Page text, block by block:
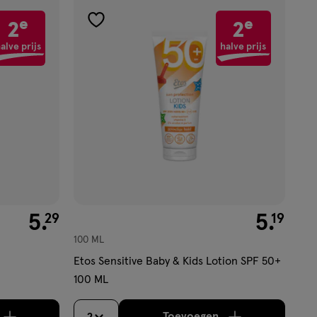
2e
prijs
€ 5.29
5.29
2e
halve prijs
toevoegen
€ 5.19
5.19
100 ML
Etos Sensitive Baby & Kids Lotion SPF 50+
100 ML